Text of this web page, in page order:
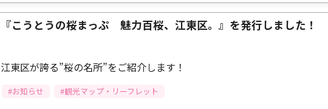
『こうとうの桜まっぷ 魅力百桜、江東区。』を発行しました！
江東区が誇る”桜の名所”をご紹介します！
#お知らせ #観光マップ・リーフレット